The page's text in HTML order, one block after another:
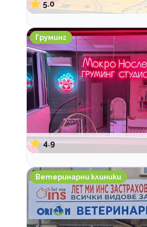
5.0
Груминг студио Мокро носле
Груминг
4.9
Ветеринарна клиника ОРИОН
Ветеринарни клиники